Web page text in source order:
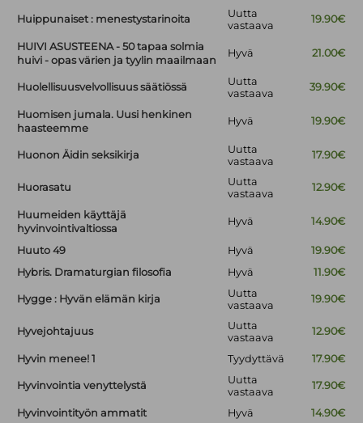
Huippunaiset : menestystarinoita
Uutta
vastaava
19.90€
HUIVI ASUSTEENA - 50 tapaa solmia
huivi - opas värien ja tyylin maailmaan
Hyvä 21.00€
Huolellisuusvelvollisuus säätiössä
Uutta
vastaava
39.90€
Huomisen jumala. Uusi henkinen
haasteemme
Hyvä 19.90€
Huonon Äidin seksikirja
Uutta
vastaava
17.90€
Huorasatu
Uutta
vastaava
12.90€
Huumeiden käyttäjä
hyvinvointivaltiossa
Hyvä 14.90€
Huuto 49 Hyvä
19.90€
Hybris. Dramaturgian filosofia
Hyvä 11.90€
Hygge : Hyvän elämän kirja
Uutta
vastaava
19.90€
Hyvejohtajuus
Uutta
vastaava
12.90€
Hyvin menee! 1 Tyydyttävä 17.90€
Hyvinvointia venyttelystä
Uutta
vastaava
17.90€
Hyvinvointityön ammatit Hyvä 14.90€